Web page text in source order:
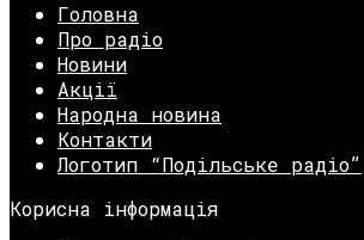
Головна
Про радіо
Новини
Акції
Народна новина
Контакти
Логотип “Подільське радіо”
Корисна інформація